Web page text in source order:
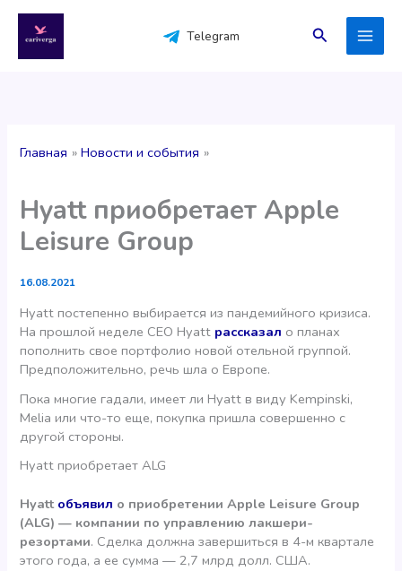
содержимому
Telegram Поиск
Главная Новости и события
Hyatt приобретает Apple
Leisure Group
16.08.2021
Hyatt постепенно выбирается из пандемийного кризиса.
На прошлой неделе CEO Hyatt рассказал о планах
пополнить свое портфолио новой отельной группой.
Предположительно, речь шла о Европе.
Пока многие гадали, имеет ли Hyatt в виду Kempinski,
Melia или что-то еще, покупка пришла совершенно с
другой стороны.
Hyatt приобретает ALG
Hyatt объявил о приобретении Apple Leisure Group
(ALG) — компании по управлению лакшери-
резортами. Сделка должна завершиться в 4-м квартале
этого года, а ее сумма — 2,7 млрд долл. США.